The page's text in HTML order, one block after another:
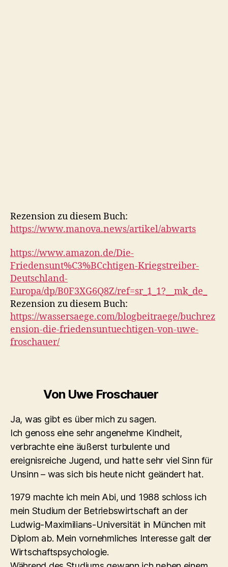
Rezension zu diesem Buch:
https://www.manova.news/artikel/abwarts
https://www.amazon.de/Die-
Friedensunt%C3%BCchtigen-Kriegstreiber-
Deutschland-
Europa/dp/B0F3XG6Q8Z/ref=sr_1_1?__mk_de_
Rezension zu diesem Buch:
https://wassersaege.com/blogbeitraege/buchrez
ension-die-friedensuntuechtigen-von-uwe-
froschauer/
Von Uwe Froschauer
Ja, was gibt es über mich zu sagen.
Ich genoss eine sehr angenehme Kindheit,
verbrachte eine äußerst turbulente und
ereignisreiche Jugend, und hatte sehr viel Sinn für
Unsinn – was sich bis heute nicht geändert hat.
1979 machte ich mein Abi, und 1988 schloss ich
mein Studium der Betriebswirtschaft an der
Ludwig-Maximilians-Universität in München mit
Diplom ab. Mein vornehmliches Interesse galt der
Wirtschaftspsychologie.